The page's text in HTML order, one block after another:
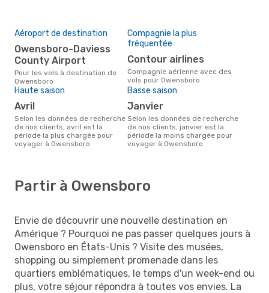
Aéroport de destination
Owensboro-Daviess
County Airport
Pour les vols à destination de
Owensboro
Compagnie la plus
fréquentée
Contour airlines
Compagnie aérienne avec des
vols pour Owensboro
Haute saison
avril
Selon les données de recherche
de nos clients, avril est la
période la plus chargée pour
voyager à Owensboro
Basse saison
janvier
Selon les données de recherche
de nos clients, janvier est la
période la moins chargée pour
voyager à Owensboro
Partir à Owensboro
Envie de découvrir une nouvelle destination en
Amérique ? Pourquoi ne pas passer quelques jours à
Owensboro en États-Unis ? Visite des musées,
shopping ou simplement promenade dans les
quartiers emblématiques, le temps d'un week-end ou
plus, votre séjour répondra à toutes vos envies. La